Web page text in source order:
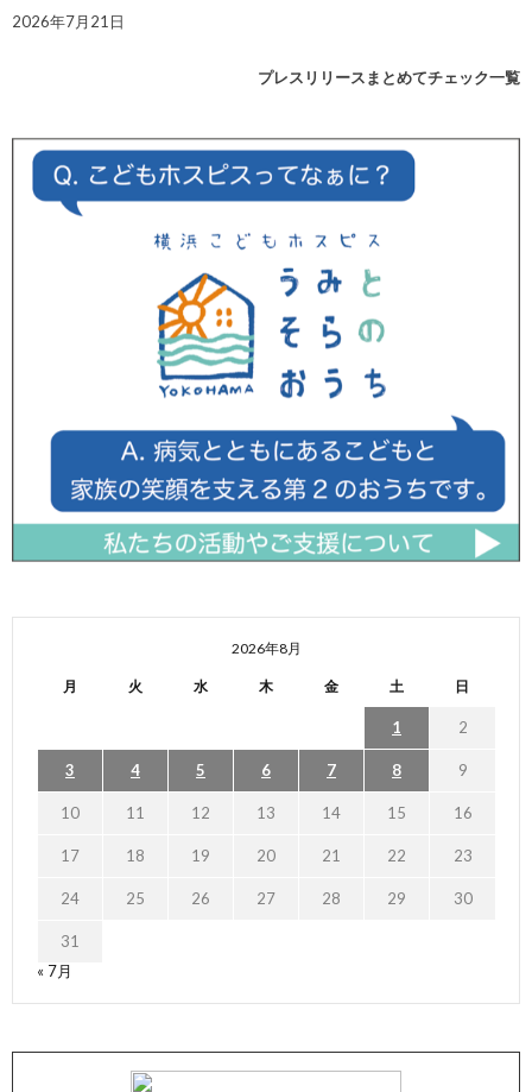
2026年7月21日
プレスリリースまとめてチェック一覧
2026年8月
月 火 水 木 金 土 日
1 2
3 4 5 6 7 8 9
10 11 12 13 14 15 16
17 18 19 20 21 22 23
24 25 26 27 28 29 30
31
« 7月